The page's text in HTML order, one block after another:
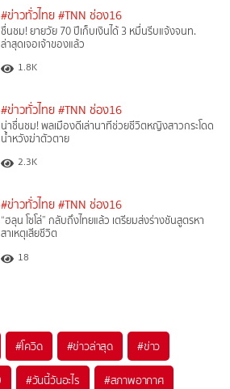
#ข่าวทั่วไทย #TNN ช่อง16
ชื่นชม! ยายวัย 70 ปีเก็บเงินได้ 3 หมื่นรีบแจ้งจนท.
ล่าสุดเจอเจ้าของแล้ว
1.8K
#ข่าวทั่วไทย #TNN ช่อง16
น่าชื่นชม! พลเมืองดีเล่านาทีช่วยชีวิตหญิงสาวกระโดด
น้ำหวังฆ่าตัวตาย
2.3K
#ข่าวทั่วไทย #TNN ช่อง16
“ฮลุน โซโล่” กลับถึงไทยแล้ว เตรียมส่งร่างชันสูตรหา
สาเหตุเสียชีวิต
18
#โควิด #ข่าวล่าสุด #ข่าว
#วันนี้วันอะไร #สภาพอากาศ